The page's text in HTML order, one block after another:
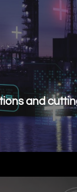
and
Information